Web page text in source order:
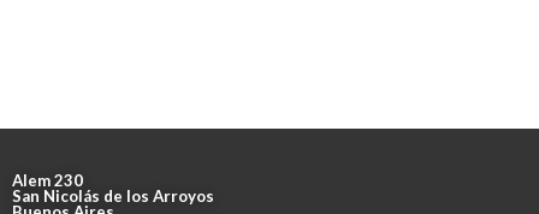
Alem 230
San Nicolás de los Arroyos